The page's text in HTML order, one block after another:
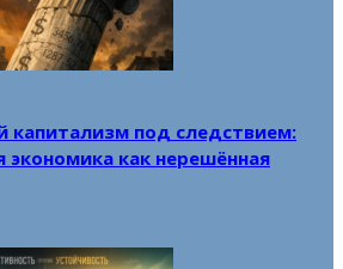
капитализм под следствием:
экономика как нерешённая